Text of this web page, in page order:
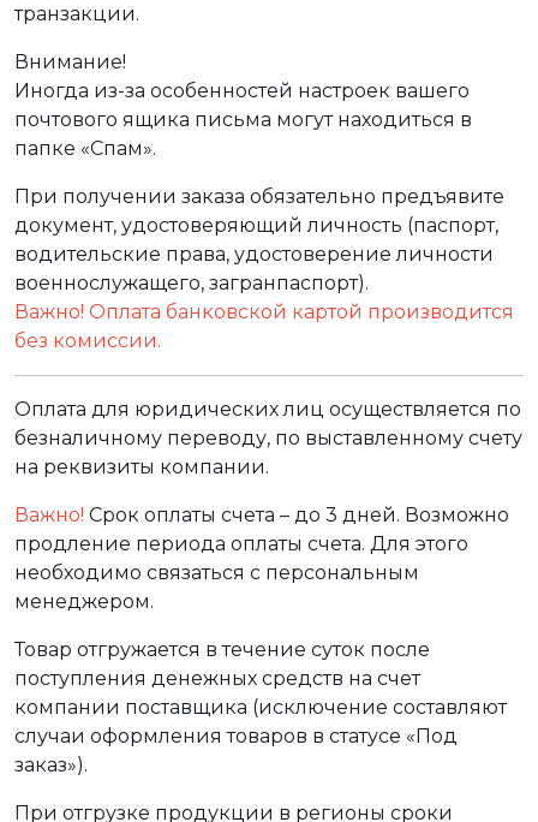
транзакции.
Внимание!
Иногда из-за особенностей настроек вашего
почтового ящика письма могут находиться в
папке «Спам».
При получении заказа обязательно предъявите
документ, удостоверяющий личность (паспорт,
водительские права, удостоверение личности
военнослужащего, загранпаспорт).
Важно! Оплата банковской картой производится
без комиссии.
Оплата для юридических лиц осуществляется по
безналичному переводу, по выставленному счету
на реквизиты компании.
Важно! Срок оплаты счета – до 3 дней. Возможно
продление периода оплаты счета. Для этого
необходимо связаться с персональным
менеджером.
Товар отгружается в течение суток после
поступления денежных средств на счет
компании поставщика (исключение составляют
случаи оформления товаров в статусе «Под
заказ»).
При отгрузке продукции в регионы сроки